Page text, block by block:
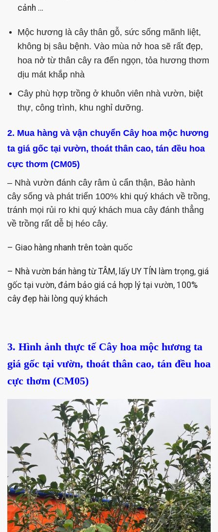
cảnh …
Mộc hương là cây thân gỗ, sức sống mãnh liệt,
không bị sâu bệnh. Vào mùa nở hoa sẽ rất đẹp,
hoa nở từ thân cây ra đến ngọn, tỏa hương thơm
dịu mát khắp nhà
Cây phù hợp trồng ở khuôn viên nhà vườn, biệt
thự, công trình, khu nghỉ dưỡng.
2. Mua hàng và vận chuyển Cây hoa mộc hương
ta giá gốc tại vườn, thoát thân cao, tán đều hoa
cực thơm (CM05)
– Nhà vườn đánh cây râm ủ cẩn thận, Bảo hành
cây sống và phát triển 100% khi quý khách về trồng,
tránh mọi rủi ro khi quý khách mua cây đánh thẳng
về trồng rất dễ bị héo cây.
– Giao hàng nhanh trên toàn quốc
– Nhà vườn bán hàng từ TÂM, lấy UY TÍN làm trọng, giá
gốc tại vườn, đảm bảo giá cả hợp lý tại vườn, 100%
cây đẹp hài lòng quý khách
3. Hình ảnh thực tế Cây hoa mộc hương ta
giá gốc tại vườn, thoát thân cao, tán đều hoa
cực thơm (CM05)